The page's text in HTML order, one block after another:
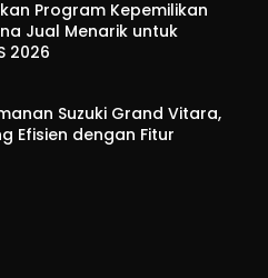
Program Kepemilikan
Jual Menarik untuk
2026
Suzuki Grand Vitara,
Efisien dengan Fitur